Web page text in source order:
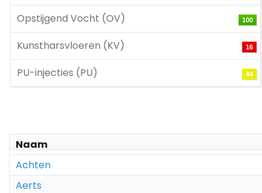
Opstijgend Vocht (OV) 100
Kunstharsvloeren (KV) 16
PU-injecties (PU) 44
Naam
Achten
Aerts